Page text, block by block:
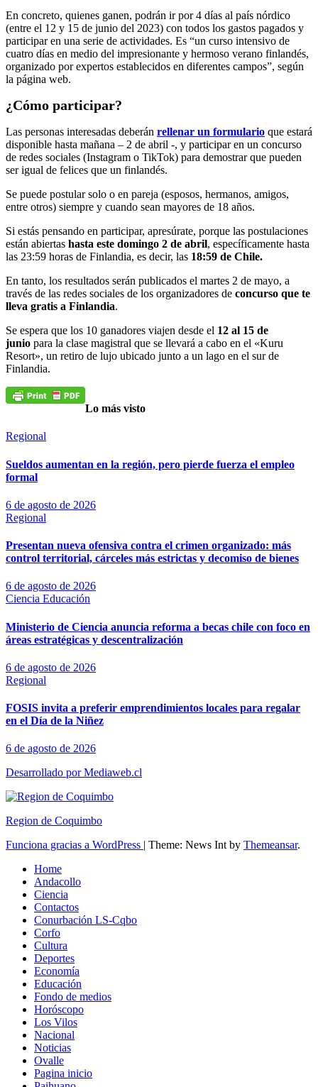
En concreto, quienes ganen, podrán ir por 4 días al país nórdico
(entre el 12 y 15 de junio del 2023) con todos los gastos pagados y
participar en una serie de actividades. Es “un curso intensivo de
cuatro días en medio del impresionante y hermoso verano finlandés,
organizado por expertos establecidos en diferentes campos”, según
la página web.
¿Cómo participar?
Las personas interesadas deberán rellenar un formulario que estará
disponible hasta mañana – 2 de abril -, y participar en un concurso
de redes sociales (Instagram o TikTok) para demostrar que pueden
ser igual de felices que un finlandés.
Se puede postular solo o en pareja (esposos, hermanos, amigos,
entre otros) siempre y cuando sean mayores de 18 años.
Si estás pensando en participar, apresúrate, porque las postulaciones
están abiertas hasta este domingo 2 de abril, específicamente hasta
las 23:59 horas de Finlandia, es decir, las 18:59 de Chile.
En tanto, los resultados serán publicados el martes 2 de mayo, a
través de las redes sociales de los organizadores de concurso que te
lleva gratis a Finlandia.
Se espera que los 10 ganadores viajen desde el 12 al 15 de
junio para la clase magistral que se llevará a cabo en el «Kuru
Resort», un retiro de lujo ubicado junto a un lago en el sur de
Finlandia.
Lo más visto
Regional
Sueldos aumentan en la región, pero pierde fuerza el empleo
formal
6 de agosto de 2026
Regional
Presentan nueva ofensiva contra el crimen organizado: más
control territorial, cárceles más estrictas y decomiso de bienes
6 de agosto de 2026
Ciencia Educación
Ministerio de Ciencia anuncia reforma a becas chile con foco en
áreas estratégicas y descentralización
6 de agosto de 2026
Regional
FOSIS invita a preferir emprendimientos locales para regalar
en el Día de la Niñez
6 de agosto de 2026
Desarrollado por Mediaweb.cl
Region de Coquimbo
Funciona gracias a WordPress
Theme: News Int by Themeansar.
Home
Andacollo
Ciencia
Contactos
Conurbación LS-Cqbo
Corfo
Cultura
Deportes
Economía
Educación
Fondo de medios
Horóscopo
Los Vilos
Nacional
Noticias
Ovalle
Pagina inicio